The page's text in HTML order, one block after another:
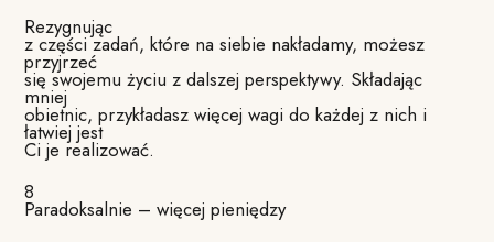
Rezygnując
z części zadań, które na siebie nakładamy, możesz
przyjrzeć
się swojemu życiu z dalszej perspektywy. Składając
mniej
obietnic, przykładasz więcej wagi do każdej z nich i
łatwiej jest
Ci je realizować.
8
Paradoksalnie – więcej pieniędzy